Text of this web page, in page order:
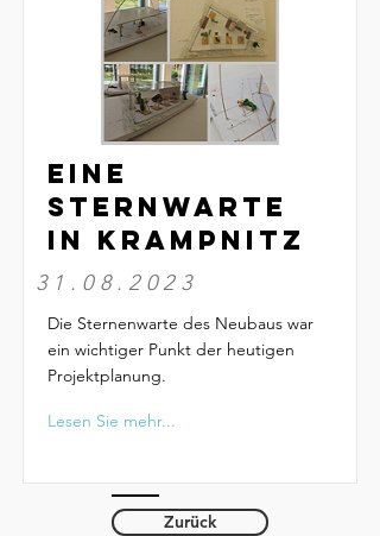
Eine
Sternwarte
in Krampnitz
31.08.2023
Die Sternenwarte des Neubaus war
ein wichtiger Punkt der heutigen
Projektplanung.
Lesen Sie mehr...
Zurück